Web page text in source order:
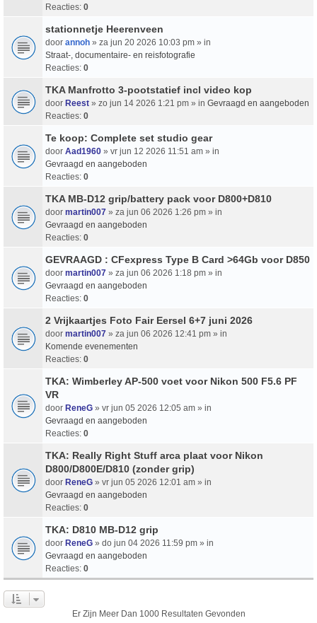
Reacties: 0
stationnetje Heerenveen
door annoh » za jun 20 2026 10:03 pm » in
Straat-, documentaire- en reisfotografie
Reacties: 0
TKA Manfrotto 3-pootstatief incl video kop
door Reest » zo jun 14 2026 1:21 pm » in Gevraagd en aangeboden
Reacties: 0
Te koop: Complete set studio gear
door Aad1960 » vr jun 12 2026 11:51 am » in
Gevraagd en aangeboden
Reacties: 0
TKA MB-D12 grip/battery pack voor D800+D810
door martin007 » za jun 06 2026 1:26 pm » in
Gevraagd en aangeboden
Reacties: 0
GEVRAAGD : CFexpress Type B Card >64Gb voor D850
door martin007 » za jun 06 2026 1:18 pm » in
Gevraagd en aangeboden
Reacties: 0
2 Vrijkaartjes Foto Fair Eersel 6+7 juni 2026
door martin007 » za jun 06 2026 12:41 pm » in
Komende evenementen
Reacties: 0
TKA: Wimberley AP-500 voet voor Nikon 500 F5.6 PF
VR
door ReneG » vr jun 05 2026 12:05 am » in
Gevraagd en aangeboden
Reacties: 0
TKA: Really Right Stuff arca plaat voor Nikon
D800/D800E/D810 (zonder grip)
door ReneG » vr jun 05 2026 12:01 am » in
Gevraagd en aangeboden
Reacties: 0
TKA: D810 MB-D12 grip
door ReneG » do jun 04 2026 11:59 pm » in
Gevraagd en aangeboden
Reacties: 0
Er Zijn Meer Dan 1000 Resultaten Gevonden